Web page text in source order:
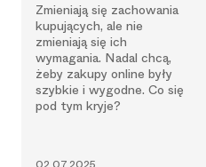
Zmieniają się zachowania
kupujących, ale nie
zmieniają się ich
wymagania. Nadal chcą,
żeby zakupy online były
szybkie i wygodne. Co się
pod tym kryje?